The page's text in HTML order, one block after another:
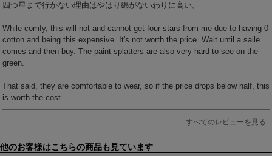
四つ星まで行かない理由はやはり綿がないわりに高い。
While comfy, this will not and cannot get four stars from me due to having 0
cotton and being this expensive. It's not worth the price. Wait until a saile
comes and then buy. The paint splatters are also very hard to see on the
green.
That said, they are comfortable to wear, so if the price drops below half, this
is worth the cost.
すべてのレビューを見る
他のお客様はこちらの商品も見ています